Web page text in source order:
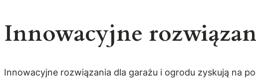
Innowacyjne
Innowacyjne rozwiązania dla garażu i ogrodu zyskują na